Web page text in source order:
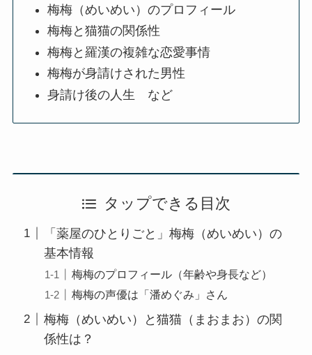
梅梅（めいめい）のプロフィール
梅梅と猫猫の関係性
梅梅と羅漢の複雑な恋愛事情
梅梅が身請けされた男性
身請け後の人生 など
タップできる目次
「薬屋のひとりごと」梅梅（めいめい）の
基本情報
梅梅のプロフィール（年齢や身長など）
梅梅の声優は「潘めぐみ」さん
梅梅（めいめい）と猫猫（まおまお）の関
係性は？